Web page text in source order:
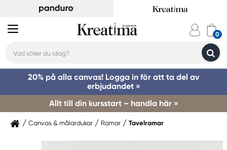
20% på alla canvas! Logga in för att ta del av
erbjudandet »
Allt till din kursstart – handla här »
Canvas & målardukar Ramar Tavelramar